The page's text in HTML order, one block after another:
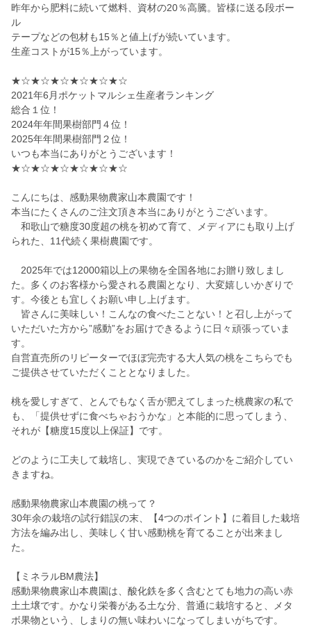
昨年から肥料に続いて燃料、資材の20％高騰。皆様に送る段ボー
ル
テープなどの包材も15％と値上げが続いています。
生産コストが15％上がっています。
★☆★☆★☆★☆★☆★☆
2021年6月ポケットマルシェ生産者ランキング
総合１位！
2024年年間果樹部門４位！
2025年年間果樹部門２位！
いつも本当にありがとうございます！
★☆★☆★☆★☆★☆★☆
こんにちは、感動果物農家山本農園です！
本当にたくさんのご注文頂き本当にありがとうございます。
和歌山で糖度30度超の桃を初めて育て、メディアにも取り上げ
られた、11代続く果樹農園です。
2025年では12000箱以上の果物を全国各地にお贈り致しまし
た。多くのお客様から愛される農園となり、大変嬉しいかぎりで
す。今後とも宜しくお願い申し上げます。
皆さんに美味しい！こんなの食べたことない！と召し上がって
いただいた方から”感動”をお届けできるように日々頑張っていま
す。
自営直売所のリピーターでほぼ完売する大人気の桃をこちらでも
ご提供させていただくこととなりました。
桃を愛しすぎて、とんでもなく舌が肥えてしまった桃農家の私で
も、「提供せずに食べちゃおうかな」と本能的に思ってしまう、
それが【糖度15度以上保証】です。
どのように工夫して栽培し、実現できているのかをご紹介してい
きますね。
感動果物農家山本農園の桃って？
30年余の栽培の試行錯誤の末、【4つのポイント】に着目した栽培
方法を編み出し、美味しく甘い感動桃を育てることが出来まし
た。
【ミネラルBM農法】
感動果物農家山本農園は、酸化鉄を多く含むとても地力の高い赤
土土壌です。かなり栄養がある土な分、普通に栽培すると、メタ
ボ果物という、しまりの無い味わいになってしまいがちです。